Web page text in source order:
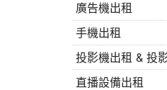
廣告機出租
手機出租
投影機出租 & 投
直播設備出租